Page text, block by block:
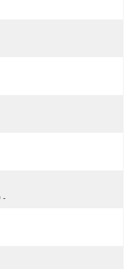
- 40 درجة مئوية ~ +85 درجة مئوية